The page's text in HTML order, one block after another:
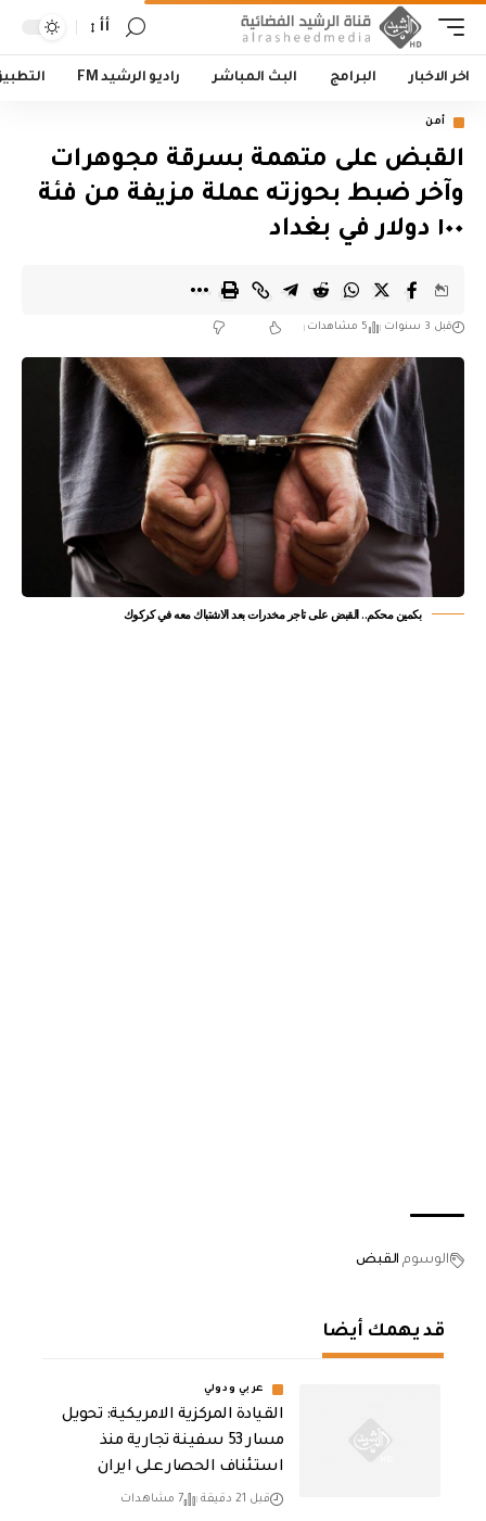
أأ
اخر الاخبار البرامج البث المباشر راديو الرشيد FM
أمن
القبض على متهمة بسرقة مجوهرات
وآخر ضبط بحوزته عملة مزيفة من فئة
١٠٠ دولار في بغداد
قبل 3 سنوات 5 مشاهدات
بكمين محكم.. القبض على تاجر مخدرات بعد الاشتباك معه في كركوك
الوسوم القبض
قد يهمك أيضا
عربي ودولي
القيادة المركزية الامريكية: تحويل
مسار 53 سفينة تجارية منذ
استئناف الحصار على ايران
قبل 21 دقيقة 7 مشاهدات